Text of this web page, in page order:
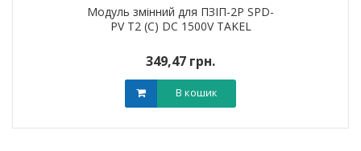
Модуль змінний для ПЗІП-2P SPD-
PV T2 (C) DC 1500V TAKEL
349,47 грн.
В кошик